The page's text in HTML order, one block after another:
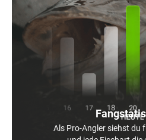
Als Pro-Angler siehst du